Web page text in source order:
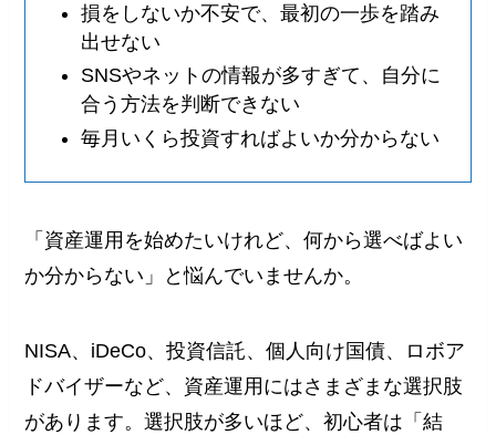
損をしないか不安で、最初の一歩を踏み
出せない
SNSやネットの情報が多すぎて、自分に
合う方法を判断できない
毎月いくら投資すればよいか分からない
「資産運用を始めたいけれど、何から選べばよい
か分からない」と悩んでいませんか。
NISA、iDeCo、投資信託、個人向け国債、ロボア
ドバイザーなど、資産運用にはさまざまな選択肢
があります。選択肢が多いほど、初心者は「結